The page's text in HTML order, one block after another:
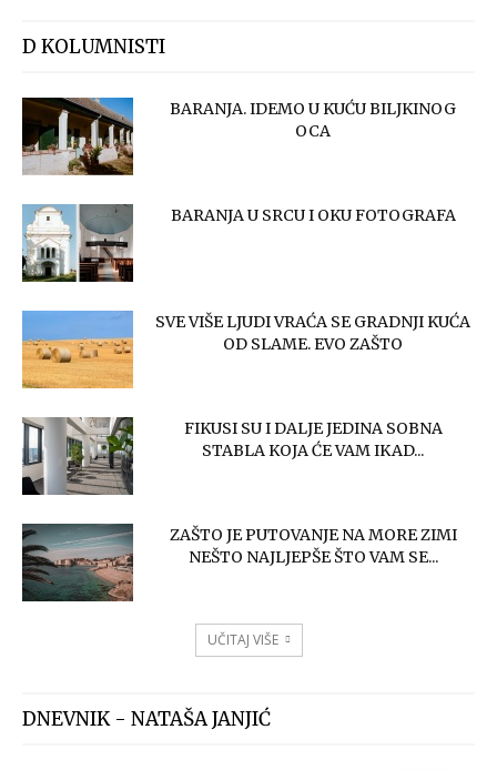
D KOLUMNISTI
BARANJA. IDEMO U KUĆU BILJKINOG
OCA
BARANJA U SRCU I OKU FOTOGRAFA
SVE VIŠE LJUDI VRAĆA SE GRADNJI KUĆA
OD SLAME. EVO ZAŠTO
FIKUSI SU I DALJE JEDINA SOBNA
STABLA KOJA ĆE VAM IKAD...
ZAŠTO JE PUTOVANJE NA MORE ZIMI
NEŠTO NAJLJEPŠE ŠTO VAM SE...
UČITAJ VIŠE
DNEVNIK - NATAŠA JANJIĆ